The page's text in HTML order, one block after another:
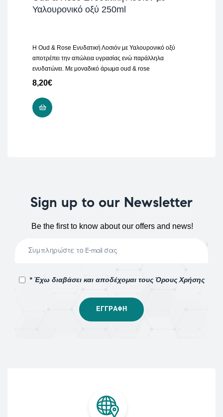
Υαλουρονικό οξύ 250ml
H Oud & Rose Ενυδατική Λοσιόν με Υαλουρονικό οξύ
αποτρέπει την απώλεια υγρασίας ενώ παράλληλα
ενυδατώνει. Με μοναδικό άρωμα oud & rose
8,20€
Sign up to our Newsletter
Be the first to know about our offers and news!
* Έχω διαβάσει και αποδέχομαι τους Όρους Χρήσης